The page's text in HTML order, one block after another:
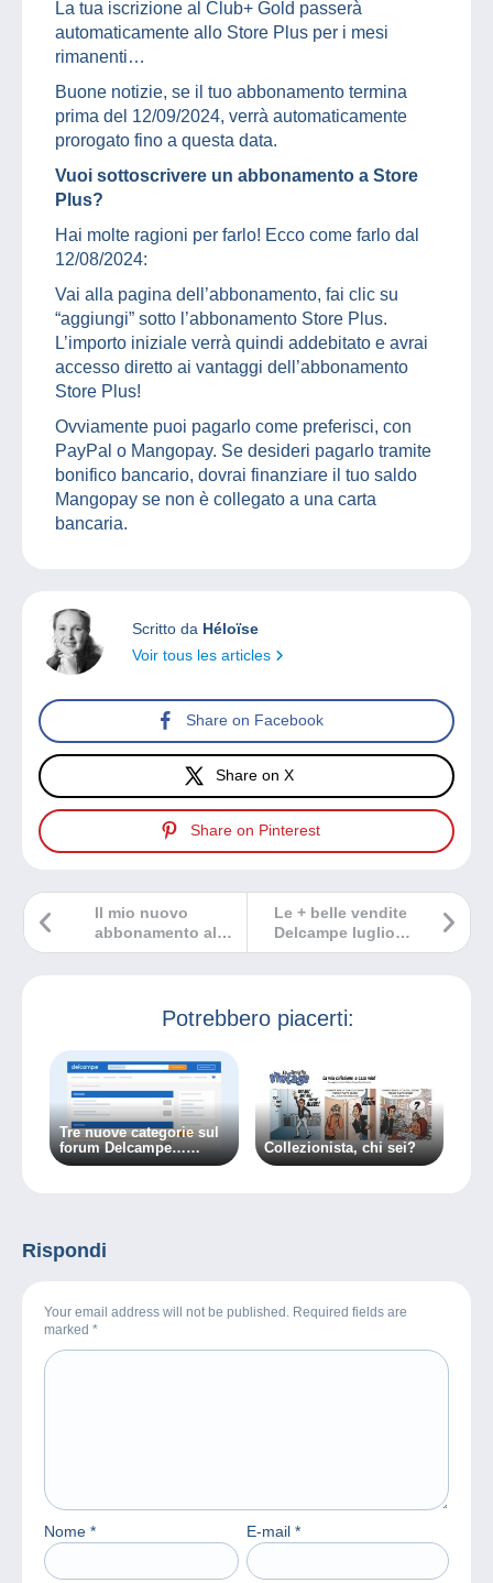
La tua iscrizione al Club+ Gold passerà
automaticamente allo Store Plus per i mesi
rimanenti…
Buone notizie, se il tuo abbonamento termina
prima del 12/09/2024, verrà automaticamente
prorogato fino a questa data.
Vuoi sottoscrivere un abbonamento a Store
Plus?
Hai molte ragioni per farlo! Ecco come farlo dal
12/08/2024:
Vai alla pagina dell’abbonamento, fai clic su
“aggiungi” sotto l’abbonamento Store Plus.
L’importo iniziale verrà quindi addebitato e avrai
accesso diretto ai vantaggi dell’abbonamento
Store Plus!
Ovviamente puoi pagarlo come preferisci, con
PayPal o Mangopay. Se desideri pagarlo tramite
bonifico bancario, dovrai finanziare il tuo saldo
Mangopay se non è collegato a una carta
bancaria.
Scritto da Héloïse
Voir tous les articles
Share on Facebook
Share on X
Share on Pinterest
Le + belle vendite
Delcampe luglio
2024
Il mio nuovo
abbonamento al
negozio, come
Potrebbero piacerti:
Tre nuove categorie sul
forum Delcampe…
Perché l’universo del
Collezionista, chi sei?
Rispondi
Your email address will not be published. Required fields are
marked *
Nome * E-mail *